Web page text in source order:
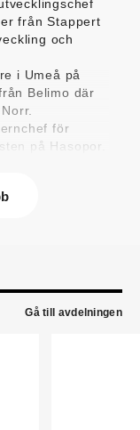
från Stappert
och
i Umeå på
Belimo där
för
på Hasopor.
av
på
Gå till avdelningen